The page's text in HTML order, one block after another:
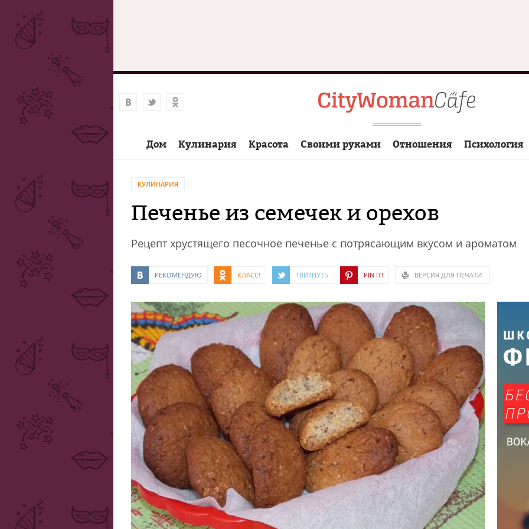
Дом Кулинария Красота Своими руками Отношения Психология
КУЛИНАРИЯ
Печенье из семечек и орехов
Рецепт хрустящего песочное печенье с потрясающим вкусом и ароматом
РЕКОМЕНДУЮ КЛАСС! ТВИТНУТЬ PIN IT! ВЕРСИЯ ДЛЯ ПЕЧАТИ